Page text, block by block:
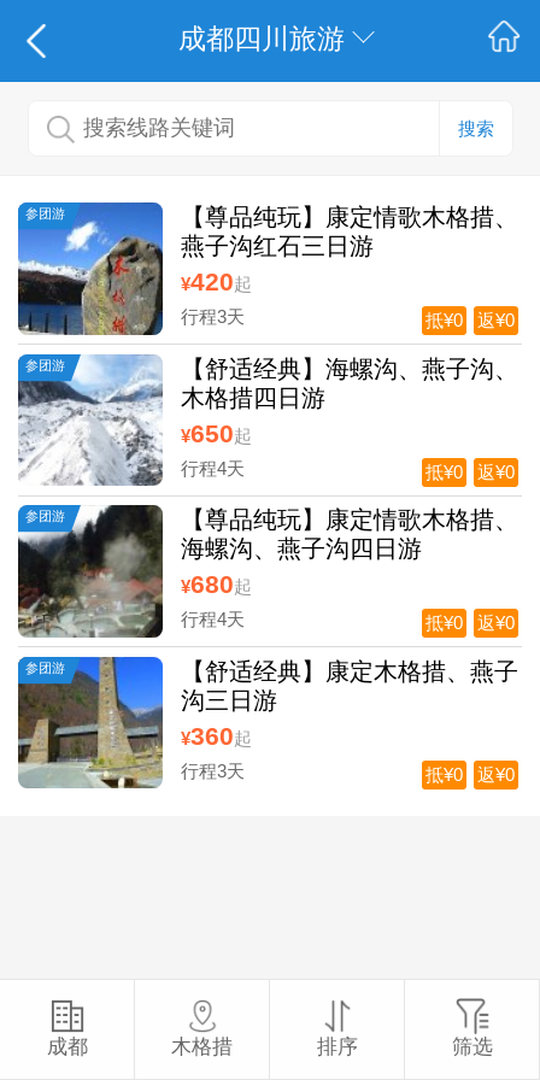
成都四川旅游
搜索
参团游
【尊品纯玩】康定情歌木格措、
燕子沟红石三日游
¥420起
行程3天
返¥0
抵¥0
参团游
【舒适经典】海螺沟、燕子沟、
木格措四日游
¥650起
行程4天
返¥0
抵¥0
参团游
【尊品纯玩】康定情歌木格措、
海螺沟、燕子沟四日游
¥680起
行程4天
返¥0
抵¥0
参团游
【舒适经典】康定木格措、燕子
沟三日游
¥360起
行程3天
返¥0
抵¥0
成都 木格措 排序 筛选